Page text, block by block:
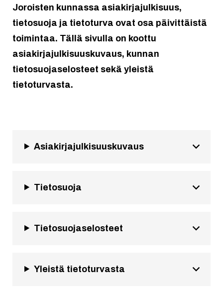
Joroisten kunnassa asiakirjajulkisuus,
tietosuoja ja tietoturva ovat osa päivittäistä
toimintaa. Tällä sivulla on koottu
asiakirjajulkisuuskuvaus, kunnan
tietosuojaselosteet sekä yleistä
tietoturvasta.
Asiakirjajulkisuuskuvaus
Tietosuoja
Tietosuojaselosteet
Yleistä tietoturvasta